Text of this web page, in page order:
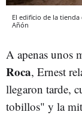
El edificio de la tienda
Añón
A apenas unos
Roca, Ernest
llegaron tarde,
tobillos" y la